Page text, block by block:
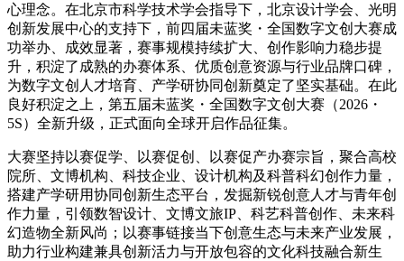
心理念。在北京市科学技术学会指导下，北京设计学会、光明
创新发展中心的支持下，前四届未蓝奖・全国数字文创大赛成
功举办、成效显著，赛事规模持续扩大、创作影响力稳步提
升，积淀了成熟的办赛体系、优质创意资源与行业品牌口碑，
为数字文创人才培育、产学研协同创新奠定了坚实基础。在此
良好积淀之上，第五届未蓝奖・全国数字文创大赛（2026・
5S）全新升级，正式面向全球开启作品征集。
大赛坚持以赛促学、以赛促创、以赛促产办赛宗旨，聚合高校
院所、文博机构、科技企业、设计机构及科普科幻创作力量，
搭建产学研用协同创新生态平台，发掘新锐创意人才与青年创
作力量，引领数智设计、文博文旅IP、科艺科普创作、未来科
幻造物全新风尚；以赛事链接当下创意生态与未来产业发展，
助力行业构建兼具创新活力与开放包容的文化科技融合新生